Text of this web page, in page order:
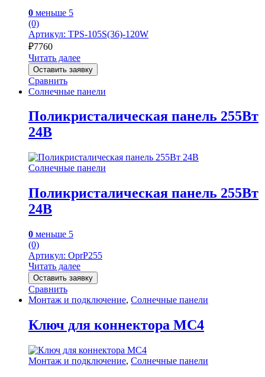
0 меньше 5
(0)
Артикул: TPS-105S(36)-120W
₽7760
Читать далее
Оставить заявку
Сравнить
Солнечные панели
Поликристалическая панель 255Вт
24В
Солнечные панели
Поликристалическая панель 255Вт
24В
0 меньше 5
(0)
Артикул: OprP255
Читать далее
Оставить заявку
Сравнить
Монтаж и подключение, Солнечные панели
Ключ для коннектора MC4
Монтаж и подключение, Солнечные панели